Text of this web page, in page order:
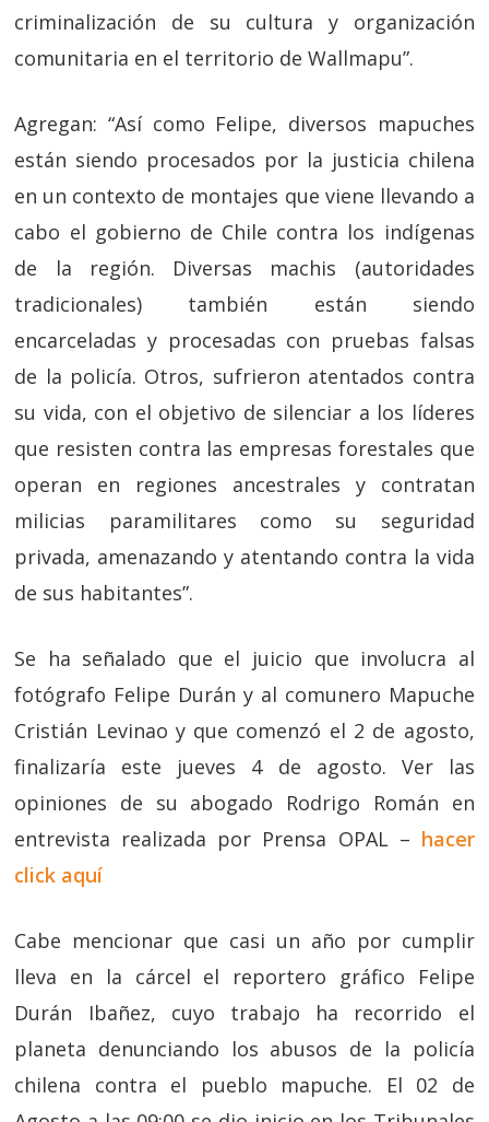
criminalización de su cultura y organización
comunitaria en el territorio de Wallmapu”.
Agregan: “Así como Felipe, diversos mapuches
están siendo procesados por la justicia chilena
en un contexto de montajes que viene llevando a
cabo el gobierno de Chile contra los indígenas
de la región. Diversas machis (autoridades
tradicionales) también están siendo
encarceladas y procesadas con pruebas falsas
de la policía. Otros, sufrieron atentados contra
su vida, con el objetivo de silenciar a los líderes
que resisten contra las empresas forestales que
operan en regiones ancestrales y contratan
milicias paramilitares como su seguridad
privada, amenazando y atentando contra la vida
de sus habitantes”.
Se ha señalado que el juicio que involucra al
fotógrafo Felipe Durán y al comunero Mapuche
Cristián Levinao y que comenzó el 2 de agosto,
finalizaría este jueves 4 de agosto. Ver las
opiniones de su abogado Rodrigo Román en
entrevista realizada por Prensa OPAL – hacer
click aquí
Cabe mencionar que casi un año por cumplir
lleva en la cárcel el reportero gráfico Felipe
Durán Ibañez, cuyo trabajo ha recorrido el
planeta denunciando los abusos de la policía
chilena contra el pueblo mapuche. El 02 de